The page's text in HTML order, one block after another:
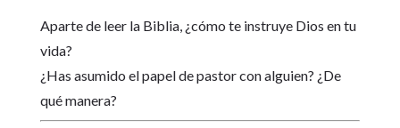
Aparte de leer la Biblia, ¿cómo te instruye Dios en tu
vida?
¿Has asumido el papel de pastor con alguien? ¿De
qué manera?